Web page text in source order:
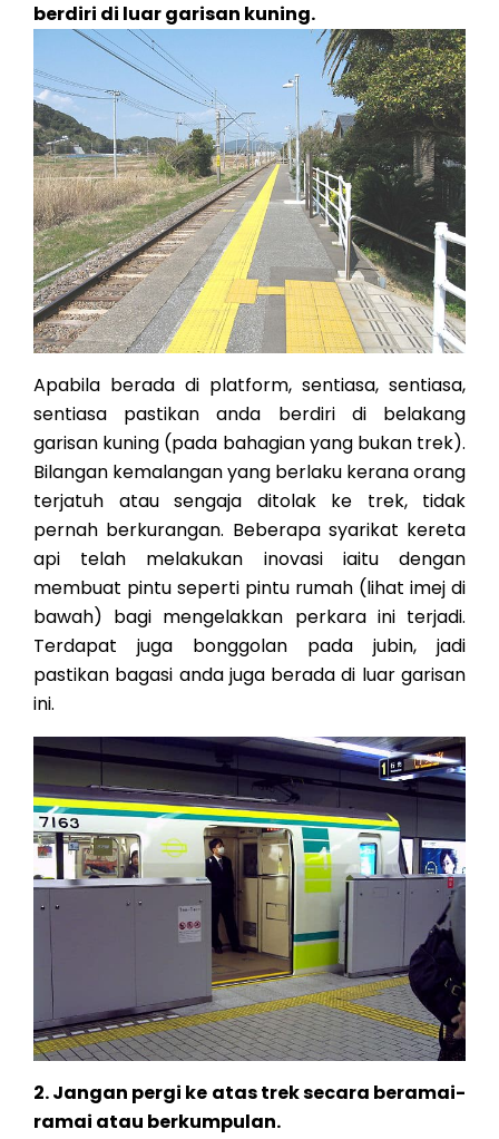
berdiri di luar garisan kuning.
Apabila berada di platform, sentiasa, sentiasa,
sentiasa pastikan anda berdiri di belakang
garisan kuning (pada bahagian yang bukan trek).
Bilangan kemalangan yang berlaku kerana orang
terjatuh atau sengaja ditolak ke trek, tidak
pernah berkurangan. Beberapa syarikat kereta
api telah melakukan inovasi iaitu dengan
membuat pintu seperti pintu rumah (lihat imej di
bawah) bagi mengelakkan perkara ini terjadi.
Terdapat juga bonggolan pada jubin, jadi
pastikan bagasi anda juga berada di luar garisan
ini.
2. Jangan pergi ke atas trek secara beramai-
ramai atau berkumpulan.